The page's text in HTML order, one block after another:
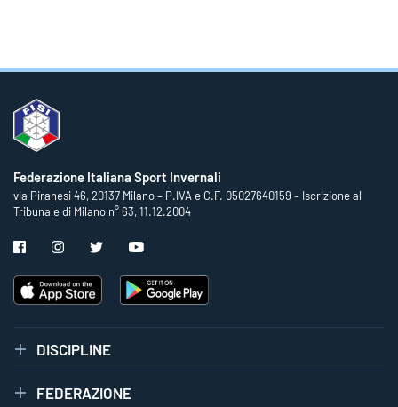
Federazione Italiana Sport Invernali
via Piranesi 46, 20137 Milano – P.IVA e C.F. 05027640159 – Iscrizione al
Tribunale di Milano n° 63, 11.12.2004
DISCIPLINE
FEDERAZIONE